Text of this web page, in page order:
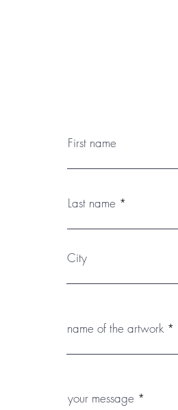
First name
Last name
City
name of the artwork
your message